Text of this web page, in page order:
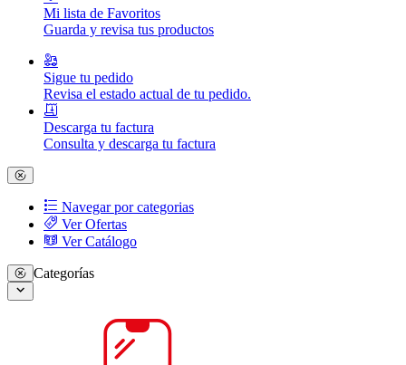
Mi lista de Favoritos
Guarda y revisa tus productos
Sigue tu pedido
Revisa el estado actual de tu pedido.
Descarga tu factura
Consulta y descarga tu factura
Navegar por categorias
Ver Ofertas
Ver Catálogo
Categorías